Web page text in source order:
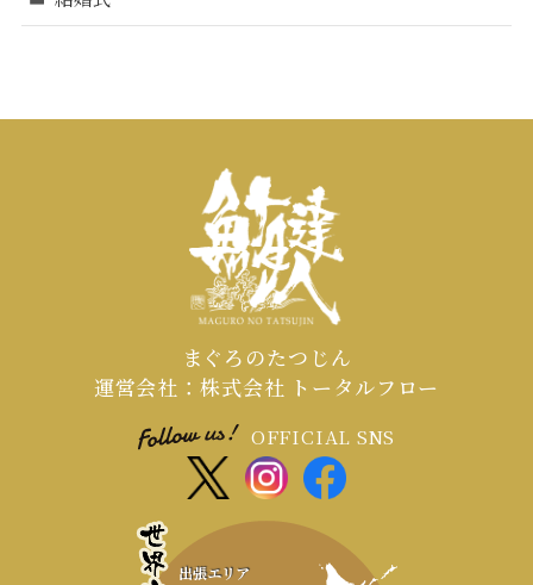
まぐろのたつじん
運営会社：株式会社 トータルフロー
OFFICIAL SNS
出張エリア